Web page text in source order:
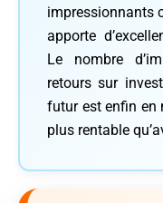
impressionnants
apporte
Le nombre
retours sur
futur est enfin en
plus rentable